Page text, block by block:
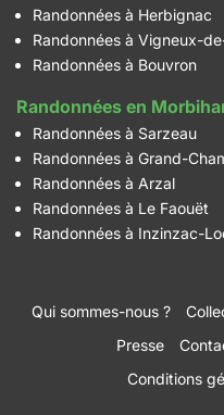
Randonnées à Herbignac
Randonnées à Vigneux-
Randonnées à Bouvron
Randonnées en
Randonnées à Sarzeau
Randonnées à Grand-
Randonnées à Arzal
Randonnées à Le Faouët
Randonnées à Inzinzac-
Qui sommes-nous ?
Presse
Conditions